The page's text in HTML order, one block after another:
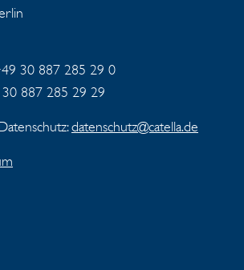
30 887 285 29 0
30 887 285 29 29
datenschutz@catella.de